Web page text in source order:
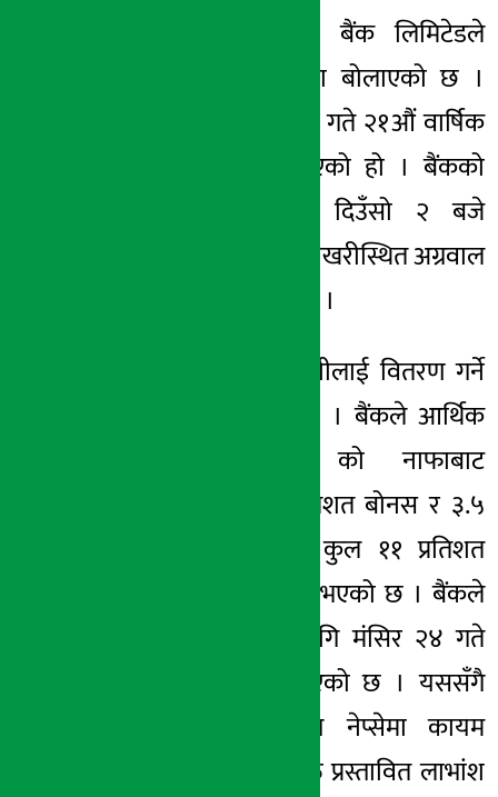
काठमाडौं । लक्ष्मी बैंक लिमिटेडले
वार्षिक साधारणसभा बोलाएको छ ।
बैंकले आगामी पुस ८ गते २१औं वार्षिक
साधारणसभा बोलाएको हो । बैंकको
उक्त साधारणसभा दिउँसो २ बजे
काठमाडौंको कमलपोखरीस्थित अग्रवाल
भवनमा हुने भएको छ ।
उक्त सभाले सेयरधनीलाई वितरण गर्ने
लाभांश पारित गर्नेछ । बैंकले आर्थिक
वर्ष २०७७/७८ को नाफाबाट
सेयरधनीलाई ८ प्रतिशत बोनस र ३.५
प्रतिशत नगद गरी कुल ११ प्रतिशत
लाभांश वितरण गर्ने भएको छ । बैंकले
सभा प्रयोजनका लागि मंसिर २४ गते
बुक क्लोज गर्ने भएको छ । यससँगै
मंसिर २३ गतेसम्म नेप्सेमा कायम
सेयरधनीले मात्र उक्त प्रस्तावित लाभांश